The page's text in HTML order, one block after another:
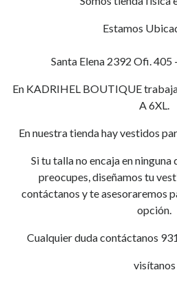
Estamos
Santa Elena 2392 Ofi. 405
En KADRIHEL BOUTIQUE
A 6XL.
En nuestra tienda hay vestidos
Si tu talla no encaja en ninguna
preocupes, diseñamos tu
contáctanos y te asesoraremos
opción.
Cualquier duda contáctanos
visítanos